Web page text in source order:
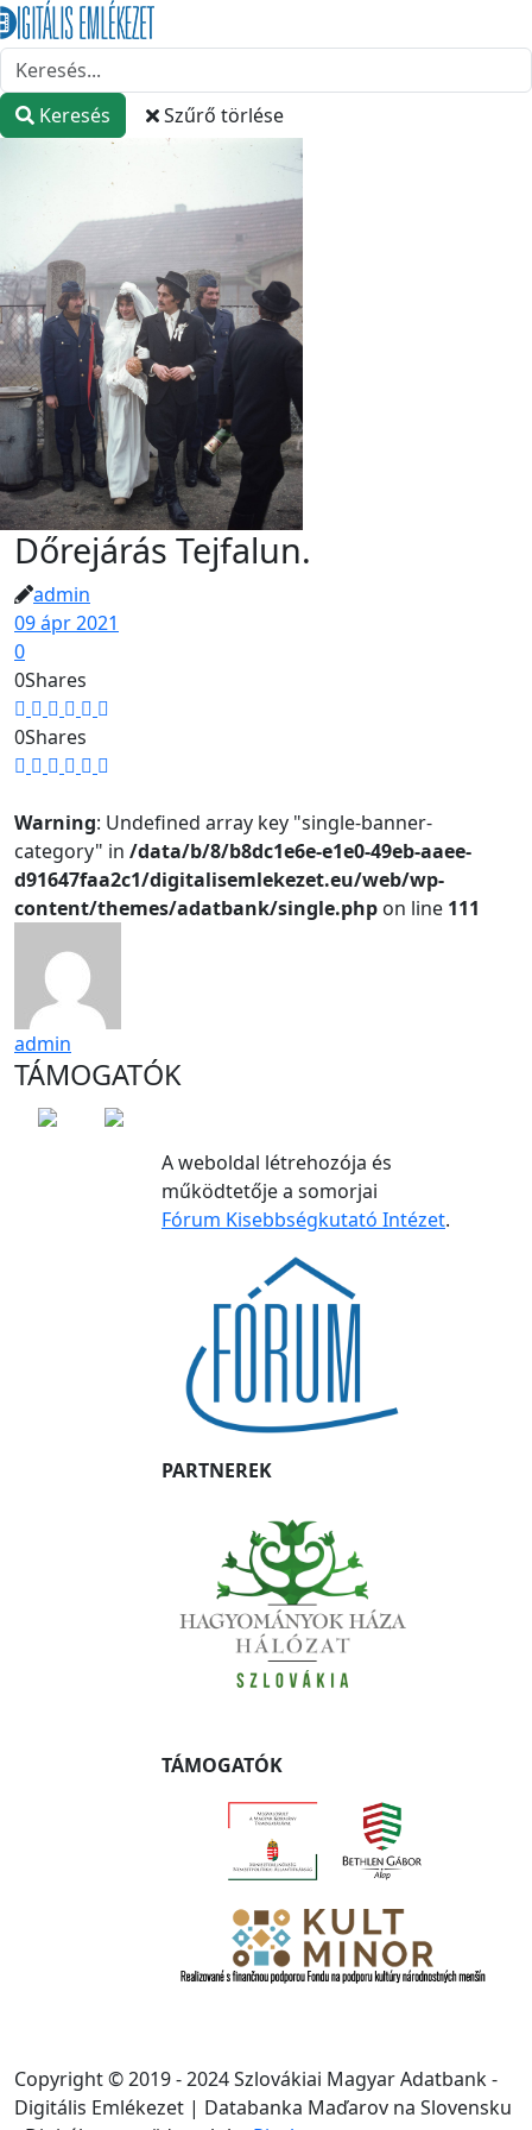
Keresés Szűrő törlése
Dőrejárás Tejfalun.
admin
09 ápr 2021
0
0Shares
0Shares
Warning: Undefined array key "single-banner-
category" in /data/b/8/b8dc1e6e-e1e0-49eb-aaee-
d91647faa2c1/digitalisemlekezet.eu/web/wp-
content/themes/adatbank/single.php on line 111
admin
TÁMOGATÓK
A weboldal létrehozója és
működtetője a somorjai
Fórum Kisebbségkutató Intézet.
PARTNEREK
TÁMOGATÓK
Copyright © 2019 - 2024 Szlovákiai Magyar Adatbank -
Digitális Emlékezet | Databanka Maďarov na Slovensku